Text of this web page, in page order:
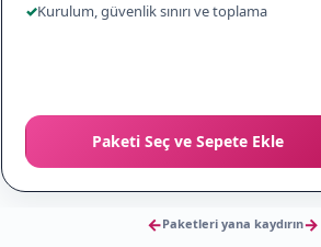
✓Kurulum, güvenlik sınırı ve toplama
Paketi Seç ve Sepete Ekle
←Paketleri yana kaydırın→